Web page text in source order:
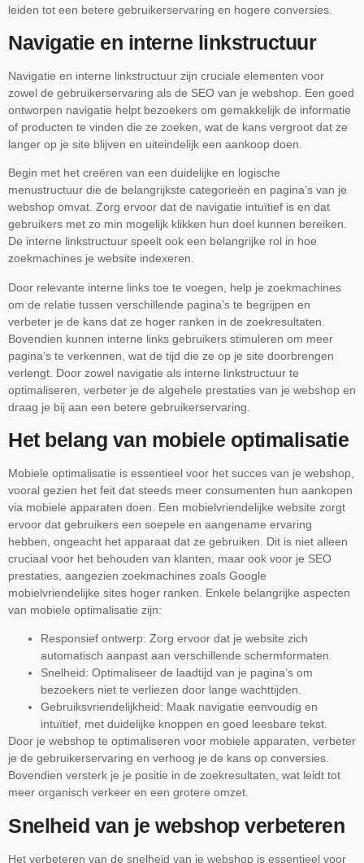
leiden tot een betere gebruikerservaring en hogere conversies.
Navigatie en interne linkstructuur
Navigatie en interne linkstructuur zijn cruciale elementen voor
zowel de gebruikerservaring als de SEO van je webshop. Een goed
ontworpen navigatie helpt bezoekers om gemakkelijk de informatie
of producten te vinden die ze zoeken, wat de kans vergroot dat ze
langer op je site blijven en uiteindelijk een aankoop doen.
Begin met het creëren van een duidelijke en logische
menustructuur die de belangrijkste categorieën en pagina’s van je
webshop omvat. Zorg ervoor dat de navigatie intuïtief is en dat
gebruikers met zo min mogelijk klikken hun doel kunnen bereiken.
De interne linkstructuur speelt ook een belangrijke rol in hoe
zoekmachines je website indexeren.
Door relevante interne links toe te voegen, help je zoekmachines
om de relatie tussen verschillende pagina’s te begrijpen en
verbeter je de kans dat ze hoger ranken in de zoekresultaten.
Bovendien kunnen interne links gebruikers stimuleren om meer
pagina’s te verkennen, wat de tijd die ze op je site doorbrengen
verlengt. Door zowel navigatie als interne linkstructuur te
optimaliseren, verbeter je de algehele prestaties van je webshop en
draag je bij aan een betere gebruikerservaring.
Het belang van mobiele optimalisatie
Mobiele optimalisatie is essentieel voor het succes van je webshop,
vooral gezien het feit dat steeds meer consumenten hun aankopen
via mobiele apparaten doen. Een mobielvriendelijke website zorgt
ervoor dat gebruikers een soepele en aangename ervaring
hebben, ongeacht het apparaat dat ze gebruiken. Dit is niet alleen
cruciaal voor het behouden van klanten, maar ook voor je SEO
prestaties, aangezien zoekmachines zoals Google
mobielvriendelijke sites hoger ranken. Enkele belangrijke aspecten
van mobiele optimalisatie zijn:
Responsief ontwerp: Zorg ervoor dat je website zich
automatisch aanpast aan verschillende schermformaten.
Snelheid: Optimaliseer de laadtijd van je pagina’s om
bezoekers niet te verliezen door lange wachttijden.
Gebruiksvriendelijkheid: Maak navigatie eenvoudig en
intuïtief, met duidelijke knoppen en goed leesbare tekst.
Door je webshop te optimaliseren voor mobiele apparaten, verbeter
je de gebruikerservaring en verhoog je de kans op conversies.
Bovendien versterk je je positie in de zoekresultaten, wat leidt tot
meer organisch verkeer en een grotere omzet.
Snelheid van je webshop verbeteren
Het verbeteren van de snelheid van je webshop is essentieel voor